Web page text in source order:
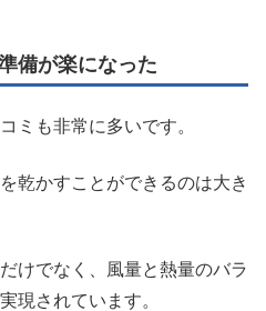
備が楽になった
ミも非常に多いです。
乾かすことができるのは大き
けでなく、風量と熱量のバラ
現されています。